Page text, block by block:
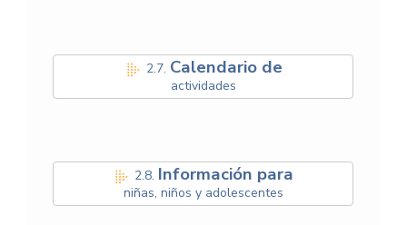
2.7. Calendario de
actividades
2.8. Información para
niñas, niños y adolescentes